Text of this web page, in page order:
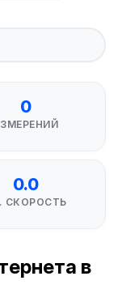
0
0.0
СКОРОСТЬ
в